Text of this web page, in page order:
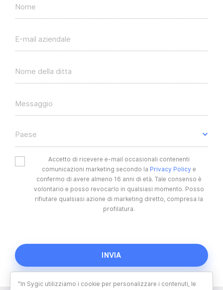
Nome
E-mail aziendale
Nome della ditta
Messaggio
Paese
Accetto di ricevere e-mail occasionali contenenti
comunicazioni marketing secondo la Privacy Policy e
confermo di avere almeno 16 anni di età. Tale consenso è
volontario e posso revocarlo in qualsiasi momento. Posso
rifiutare qualsiasi azione di marketing diretto, compresa la
profilatura.
"In Sygic utilizziamo i cookie per personalizzare i contenuti, le